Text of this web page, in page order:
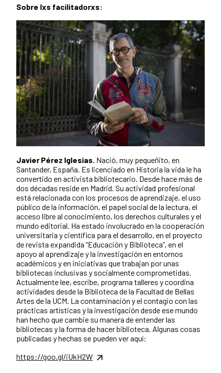
Sobre lxs facilitadorxs:
Javier Pérez Iglesias. Nació, muy pequeñito, en
Santander, España. Es licenciado en Historia la vida le ha
convertido en activista bibliotecario. Desde hace más de
dos décadas reside en Madrid. Su actividad profesional
está relacionada con los procesos de aprendizaje, el uso
público de la información, el papel social de la lectura, el
acceso libre al conocimiento, los derechos culturales y el
mundo editorial. Ha estado involucrado en la cooperación
universitaria y científica para el desarrollo, en el proyecto
de revista expandida “Educación y Biblioteca”, en el
apoyo al aprendizaje y la investigación en entornos
académicos y en iniciativas que trabajan por unas
bibliotecas inclusivas y socialmente comprometidas.
Actualmente lee, escribe, programa talleres y coordina
actividades desde la Biblioteca de la Facultad de Bellas
Artes de la UCM. La contaminación y el contagio con las
prácticas artísticas y la investigación desde ese mundo
han hecho que cambie su manera de entender las
bibliotecas y la forma de hacer biblioteca. Algunas cosas
publicadas y hechas se pueden ver aquí:
https://goo.gl/iUkH2W